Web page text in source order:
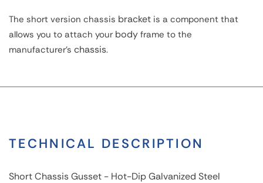
The short version chassis bracket is a component that
allows you to attach your body frame to the
manufacturer's chassis.
TECHNICAL DESCRIPTION
Short Chassis Gusset - Hot-Dip Galvanized Steel